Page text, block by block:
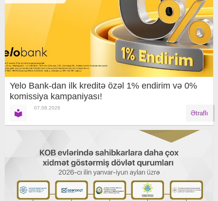
Yelo Bank-dan ilk kreditə özəl 1% endirim və 0%
komissiya kampaniyası!
07.08.2026
Ətraflı